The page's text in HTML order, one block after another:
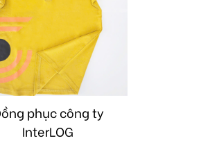
phục công ty
InterLOG